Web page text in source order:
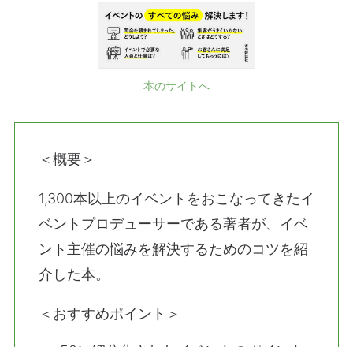
本のサイトへ
＜概要＞
1,300本以上のイベントをおこなってきたイ
ベントプロデューサーである著者が、イベ
ント主催の悩みを解決するためのコツを紹
介した本。
＜おすすめポイント＞